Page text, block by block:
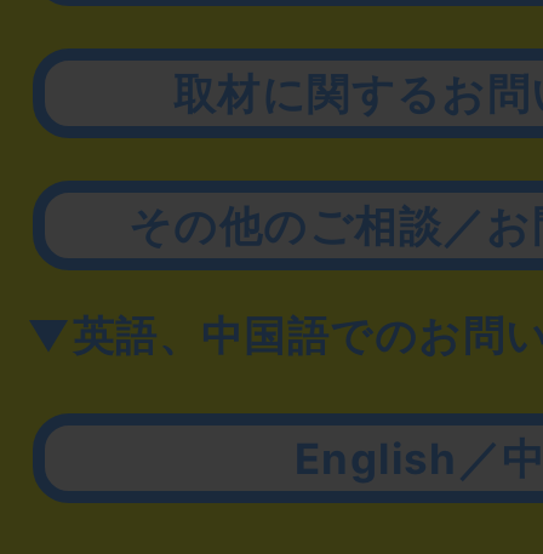
取材に関するお
その他のご相談／
▼英語、中国語でのお問
English／